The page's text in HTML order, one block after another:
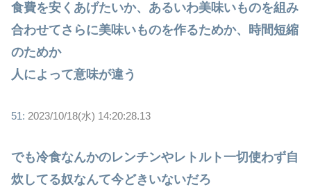
食費を安くあげたいか、あるいわ美味いものを組み
合わせてさらに美味いものを作るためか、時間短縮
のためか
人によって意味が違う
51: 2023/10/18(水) 14:20:28.13
でも冷食なんかのレンチンやレトルト一切使わず自
炊してる奴なんて今どきいないだろ